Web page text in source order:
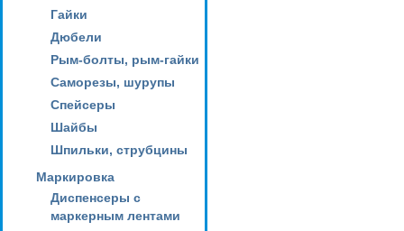
Гайки
Дюбели
Рым-болты, рым-гайки
Саморезы, шурупы
Спейсеры
Шайбы
Шпильки, струбцины
Маркировка
Диспенсеры с
маркерным лентами